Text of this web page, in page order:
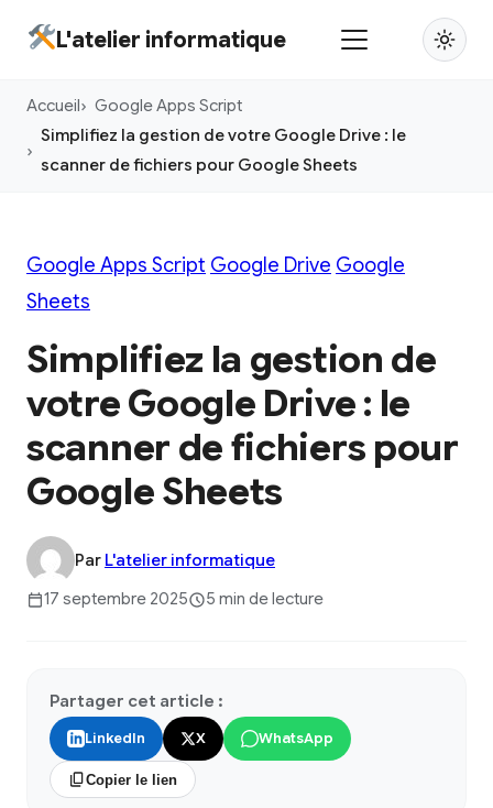
principal
L'atelier informatique
Accueil
Google Apps Script
Simplifiez la gestion de votre Google Drive : le
scanner de fichiers pour Google Sheets
Google Apps Script Google Drive Google
Sheets
Simplifiez la gestion de
votre Google Drive : le
scanner de fichiers pour
Google Sheets
Par L'atelier informatique
17 septembre 2025
5 min de lecture
Partager cet article :
LinkedIn X WhatsApp
Copier le lien